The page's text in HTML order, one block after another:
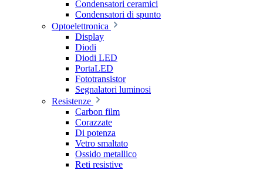
Condensatori ceramici
Condensatori di spunto
Optoelettronica
Display
Diodi
Diodi LED
PortaLED
Fototransistor
Segnalatori luminosi
Resistenze
Carbon film
Corazzate
Di potenza
Vetro smaltato
Ossido metallico
Reti resistive